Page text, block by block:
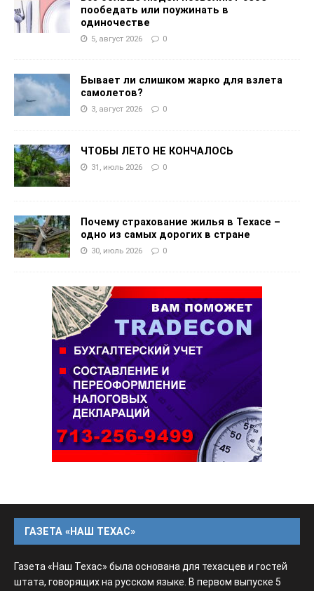
пообедать или поужинать в
одиночестве
5, август 2026 0
Бывает ли слишком жарко для взлета
самолетов?
3, август 2026 0
ЧТОБЫ ЛЕТО НЕ КОНЧАЛОСЬ
31, июль 2026 0
Почему страхование жилья в Техасе –
одно из самых дорогих в стране
30, июль 2026 0
ГАЗЕТА «НАШ ТЕХАС»
Газета «Наш Техас» была основана для техасцев и гостей
штата, говорящих на русском языке. В первом выпуске 5